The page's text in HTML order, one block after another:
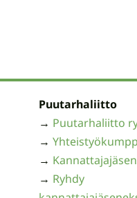
Puutarhaliitto
→ Puutarhaliitto
→
→
→ Ryhdy